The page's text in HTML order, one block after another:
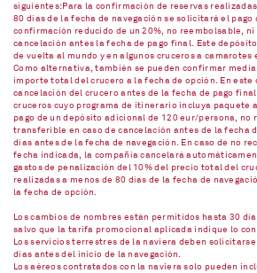
siguientes:Para la confirmación de reservas
80 días de la fecha de navegación se solicitará el pago
confirmación reducido de un 20%, no reembolsable,
cancelación antes la fecha de pago final. Este
de vuelta al mundo y en algunos cruceros a camarotes
Como alternativa, también se pueden confirmar
importe total del crucero a la fecha de opción. En este
cancelación del crucero antes de la fecha de pago
cruceros cuyo programa de itinerario incluya
pago de un depósito adicional de 120 eur/persona, no
transferible en caso de cancelación antes de la fecha
días antes de la fecha de navegación. En caso de no
fecha indicada, la compañía cancelará
gastos de penalización del 10% del precio total del
realizadas a menos de 80 días de la fecha de
la fecha de opción.
Los cambios de nombres están permitidos hasta 30
salvo que la tarifa promocional aplicada indique lo
Los servicios terrestres de la naviera deben
días antes del inicio de la navegación.
Los aéreos contratados con la naviera solo pueden